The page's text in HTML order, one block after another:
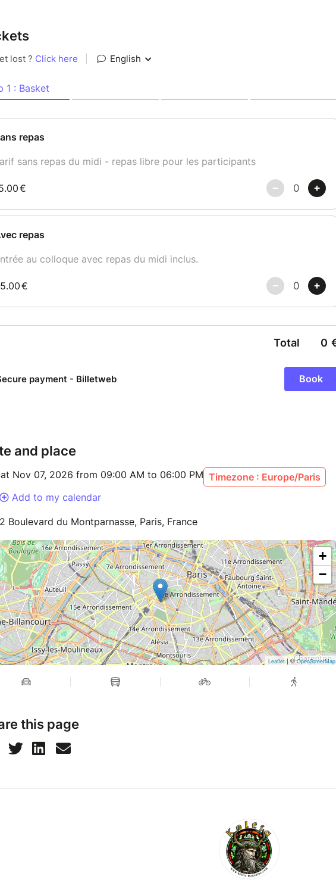
and place
Nov 07, 2026 from 09:00 AM to 06:00 PM Timezone : Europe/Paris
Add to my calendar
Boulevard du Montparnasse, Paris, France
+
−
Leaflet| ©OpenStreetMap
this page